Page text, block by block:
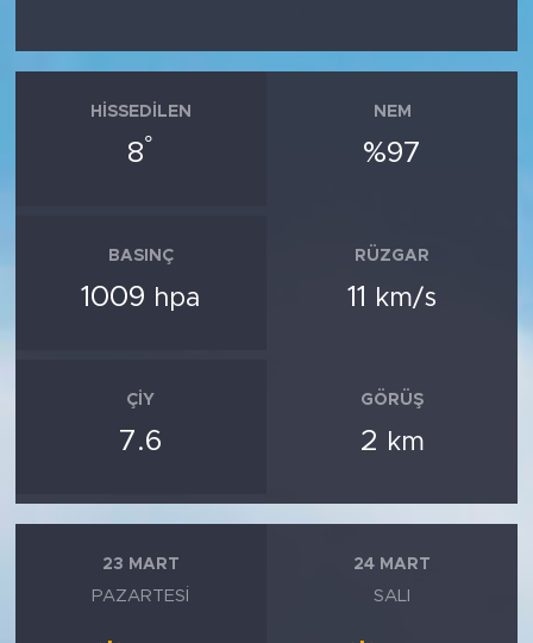
HISSEDILEN
8°
NEM
%97
BASINÇ
1009 hpa
RÜZGAR
11 km/s
ÇIY
7.6
GÖRÜŞ
2 km
23 MART
PAZARTESI
24 MART
SALI